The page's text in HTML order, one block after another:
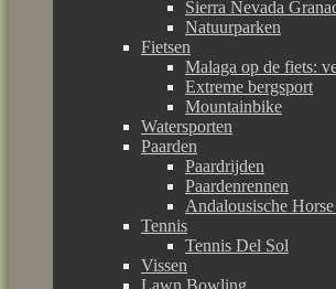
Sierra Nevada
Natuurparken
Fietsen
Malaga op de fiets:
Extreme bergsport
Mountainbike
Watersporten
Paarden
Paardrijden
Paardenrennen
Andalousische
Tennis
Tennis Del Sol
Vissen
Lawn Bowling